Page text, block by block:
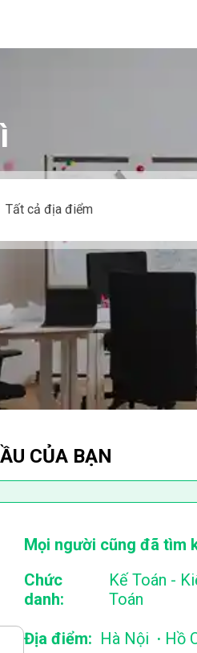
Tất cả địa điểm
CỦA BẠN
Mọi người cũng đã tìm
Chức
danh:
Kế Toán -
Toán
Địa điểm: Hà Nội . Hồ